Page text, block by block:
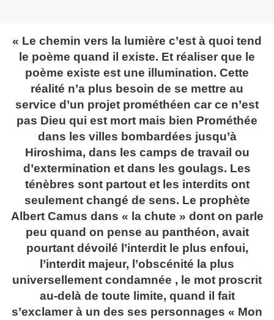
« Le chemin vers la lumière c’est à quoi tend
le poème quand il existe. Et réaliser que le
poème existe est une illumination. Cette
réalité n’a plus besoin de se mettre au
service d’un projet prométhéen car ce n’est
pas Dieu qui est mort mais bien Prométhée
dans les villes bombardées jusqu’à
Hiroshima, dans les camps de travail ou
d’extermination et dans les goulags. Les
ténèbres sont partout et les interdits ont
seulement changé de sens. Le prophète
Albert Camus dans « la chute » dont on parle
peu quand on pense au panthéon, avait
pourtant dévoilé l’interdit le plus enfoui,
l’interdit majeur, l’obscénité la plus
universellement condamnée , le mot proscrit
au-delà de toute limite, quand il fait
s’exclamer à un des ses personnages « Mon